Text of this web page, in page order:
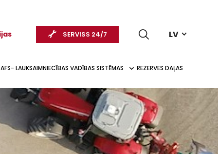
LV
SERVISS 24/7
AFS- LAUKSAIMNIECĪBAS VADĪBAS SISTĒMAS REZERVES DAĻAS